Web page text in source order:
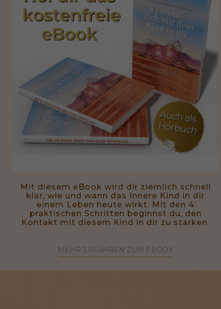
Mit diesem eBook wird dir ziemlich schnell
klar, wie und wann das Innere Kind in dir
einem Leben heute wirkt. Mit den 4
praktischen Schritten beginnst du, den
Kontakt mit diesem Kind in dir zu stärken
MEHR ERFAHREN ZUM EBOOK